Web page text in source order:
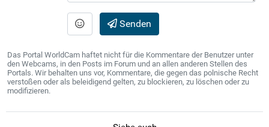
Senden
Das Portal WorldCam haftet nicht für die Kommentare der Benutzer unter
den Webcams, in den Posts im Forum und an allen anderen Stellen des
Portals. Wir behalten uns vor, Kommentare, die gegen das polnische Recht
verstoßen oder als beleidigend gelten, zu blockieren, zu löschen oder zu
modifizieren.